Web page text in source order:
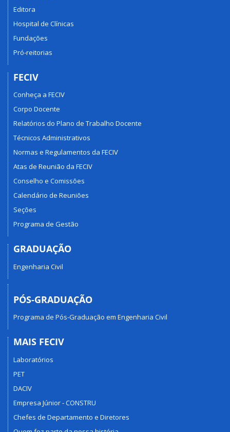
Editora
Hospital de Clínicas
Fundações
Pró-reitorias
FECIV
Conheça a FECIV
Corpo Docente
Relatórios do Plano de Trabalho Docente
Técnicos Administrativos
Normas e Regulamentos da FECIV
Atas de Reunião da FECIV
Conselho e Comissões
Calendário de Reuniões
Seções
Programa de Gestão
GRADUAÇÃO
Engenharia Civil
PÓS-GRADUAÇÃO
Programa de Pós-Graduação em Engenharia Civil
MAIS FECIV
Laboratórios
PET
DACIV
Empresa Júnior - CONSTRU
Chefes de Departamento e Diretores